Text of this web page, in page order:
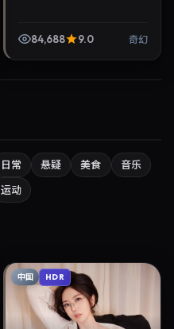
84,688 9.0 奇幻
日常 悬疑 美食
音乐
运动
中国 HDR